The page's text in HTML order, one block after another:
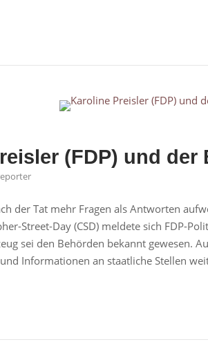
Open post
(FDP) und der
der Tat mehr Fragen als Antworten
Street-Day (CSD) meldete sich FDP-
sei den Behörden bekannt gewesen.
Informationen an staatliche Stellen